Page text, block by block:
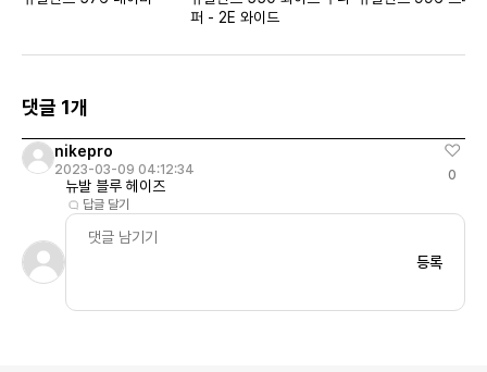
퍼 - 2E 와이드
댓글 1개
nikepro
2023-03-09 04:12:34
뉴발 블루 헤이즈
답글 달기
0
등록